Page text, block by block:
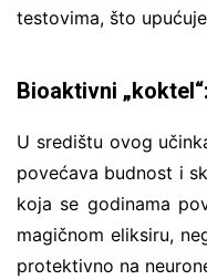
testovima, što
Bioaktivni
U središtu ovog
povećava budnost i
koja se godinama
magičnom eliksiru,
protektivno na